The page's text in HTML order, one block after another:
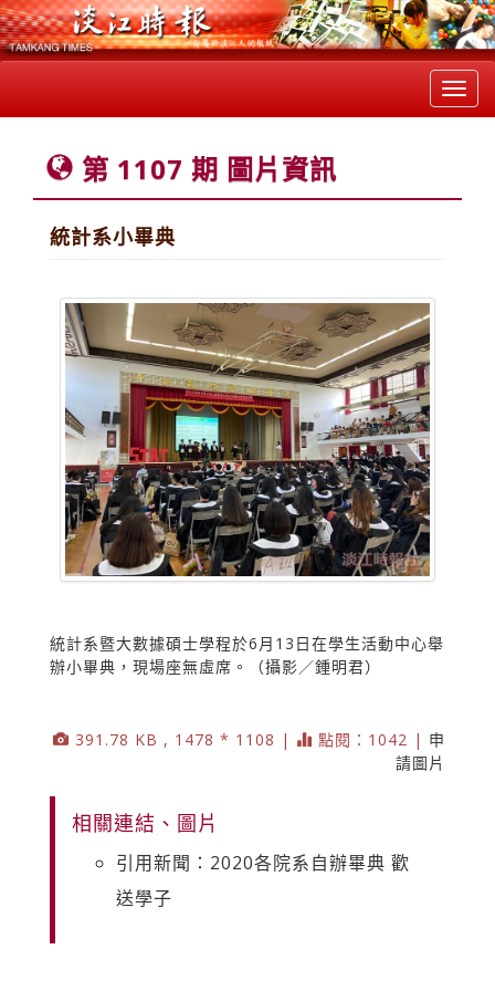
第 1107 期 圖片資訊
統計系小畢典
統計系暨大數據碩士學程於6月13日在學生活動中心舉
辦小畢典，現場座無虛席。（攝影／鍾明君）
391.78 KB , 1478 * 1108 | 點閱：1042 | 申
請圖片
相關連結、圖片
引用新聞：2020各院系自辦畢典 歡
送學子